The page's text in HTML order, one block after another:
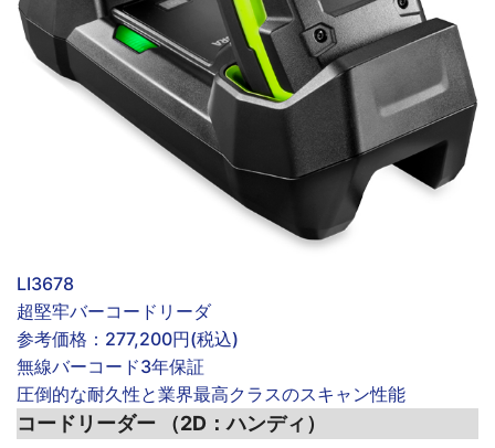
LI3678
超堅牢バーコードリーダ
参考価格： 277,200円(税込)
無線バーコード3年保証
圧倒的な耐久性と業界最高クラスのスキャン性能
コードリーダー （2D：ハンディ）